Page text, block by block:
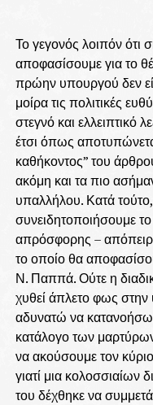
Το γεγονός λοιπόν ότι
αποφασίσουμε για το
πρώην υπουργού δεν
μοίρα τις πολιτικές
στεγνό και ελλειπτικό
έτσι όπως
καθήκοντος” του
ακόμη και τα πιο
υπαλλήλου. Κατά
συνειδητοποιήσουμε
απρόσφορης –
το οποίο θα
Ν. Παππά. Ούτε η
χυθεί άπλετο φως
αδυνατώ να
κατάλογο των
να ακούσουμε τον
γιατί μια κολοσσιαίων
του δέχθηκε να